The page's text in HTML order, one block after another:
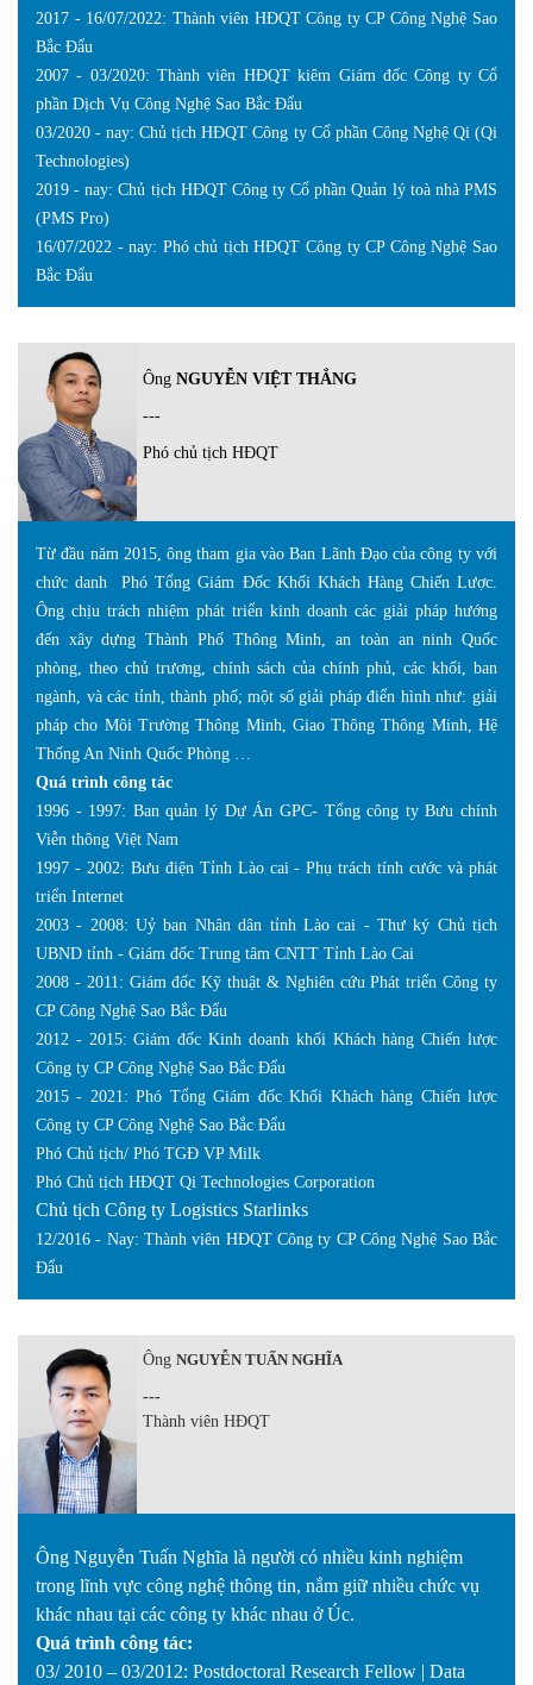
2017 - 16/07/2022: Thành viên HĐQT Công ty CP Công Nghệ Sao
Bắc Đẩu
2007 - 03/2020: Thành viên HĐQT kiêm Giám đốc Công ty Cổ
phần Dịch Vụ Công Nghệ Sao Bắc Đẩu
03/2020 - nay: Chủ tịch HĐQT Công ty Cổ phần Công Nghệ Qi (Qi
Technologies)
2019 - nay: Chủ tịch HĐQT Công ty Cổ phần Quản lý toà nhà PMS
(PMS Pro)
16/07/2022 - nay: Phó chủ tịch HĐQT Công ty CP Công Nghệ Sao
Bắc Đẩu
Ông NGUYỄN VIỆT THẮNG
---
Phó chủ tịch HĐQT
Từ đầu năm 2015, ông tham gia vào Ban Lãnh Đạo của công ty với
chức danh Phó Tổng Giám Đốc Khối Khách Hàng Chiến Lược.
Ông chịu trách nhiệm phát triển kinh doanh các giải pháp hướng
đến xây dựng Thành Phố Thông Minh, an toàn an ninh Quốc
phòng, theo chủ trương, chính sách của chính phủ, các khối, ban
ngành, và các tỉnh, thành phố; một số giải pháp điển hình như: giải
pháp cho Môi Trường Thông Minh, Giao Thông Thông Minh, Hệ
Thống An Ninh Quốc Phòng …
Quá trình công tác
1996 - 1997: Ban quản lý Dự Án GPC- Tổng công ty Bưu chính
Viễn thông Việt Nam
1997 - 2002: Bưu điện Tỉnh Lào cai - Phụ trách tính cước và phát
triển Internet
2003 - 2008: Uỷ ban Nhân dân tỉnh Lào cai - Thư ký Chủ tịch
UBND tỉnh - Giám đốc Trung tâm CNTT Tỉnh Lào Cai
2008 - 2011: Giám đốc Kỹ thuật & Nghiên cứu Phát triển Công ty
CP Công Nghệ Sao Bắc Đẩu
2012 - 2015: Giám đốc Kinh doanh khối Khách hàng Chiến lược
Công ty CP Công Nghệ Sao Bắc Đẩu
2015 - 2021: Phó Tổng Giám đốc Khối Khách hàng Chiến lược
Công ty CP Công Nghệ Sao Bắc Đẩu
Phó Chủ tịch/ Phó TGĐ VP Milk
Phó Chủ tịch HĐQT Qi Technologies Corporation
Chủ tịch Công ty Logistics Starlinks
12/2016 - Nay: Thành viên HĐQT Công ty CP Công Nghệ Sao Bắc
Đẩu
Ông NGUYỄN TUẤN NGHĨA
---
Thành viên HĐQT
Ông Nguyễn Tuấn Nghĩa là người có nhiều kinh nghiệm
trong lĩnh vực công nghệ thông tin, nắm giữ nhiều chức vụ
khác nhau tại các công ty khác nhau ở Úc.
Quá trình công tác:
03/ 2010 – 03/2012: Postdoctoral Research Fellow | Data